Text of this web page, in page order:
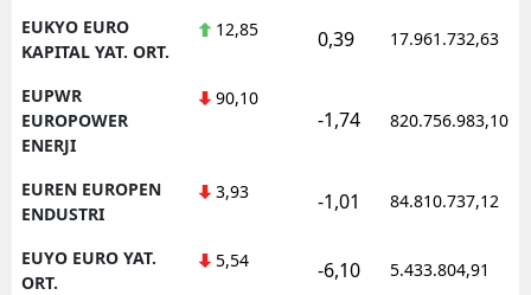
EUKYO EURO
KAPITAL YAT. ORT.
12,85 0,39 17.961.732,63
EUPWR
EUROPOWER
ENERJI
90,10
-1,74 820.756.983,10
EUREN EUROPEN
ENDUSTRI
3,93 -1,01 84.810.737,12
EUYO EURO YAT.
ORT.
5,54 -6,10 5.433.804,91